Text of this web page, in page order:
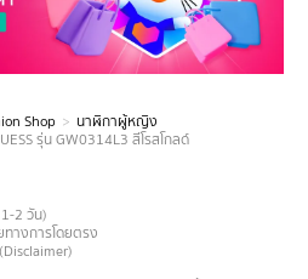
Shop
นาฬิกาผู้หญิง
รุ่น GW0314L3 สีโรสโกลด์
2 วัน)
างการโดยตรง